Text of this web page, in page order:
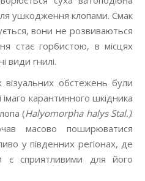
ушкодження клопами. Смак
вони не розвиваються
стає горбистою, в місцях
види гнилі.
обстежень були
імаго карантинного шкідника
(Halyomorpha halys Stal.).
масово поширюватися
у південних регіонах, де
є сприятливими для його